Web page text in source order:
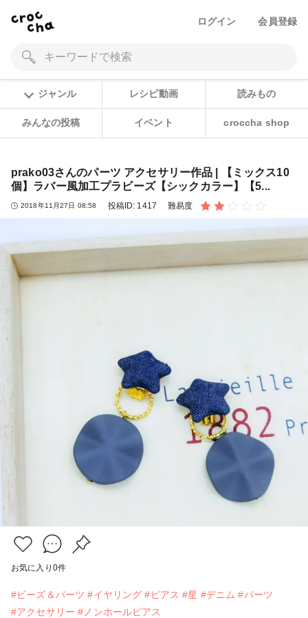
ログイン 会員登録
ジャンル レシピ動画 読みもの
みんなの投稿 イベント croccha shop
prako03さんのパーツ アクセサリー作品 | 【ミックス10
個】ラバー風加工プラビーズ【シックカラー】【5...
2018年11月27日 08:58 投稿ID: 1417 難易度
お気に入り 0件
#ビーズ＆パーツ #イヤリング #ピアス #星 #デニム #パーツ
#アクセサリー #ノンホールピアス